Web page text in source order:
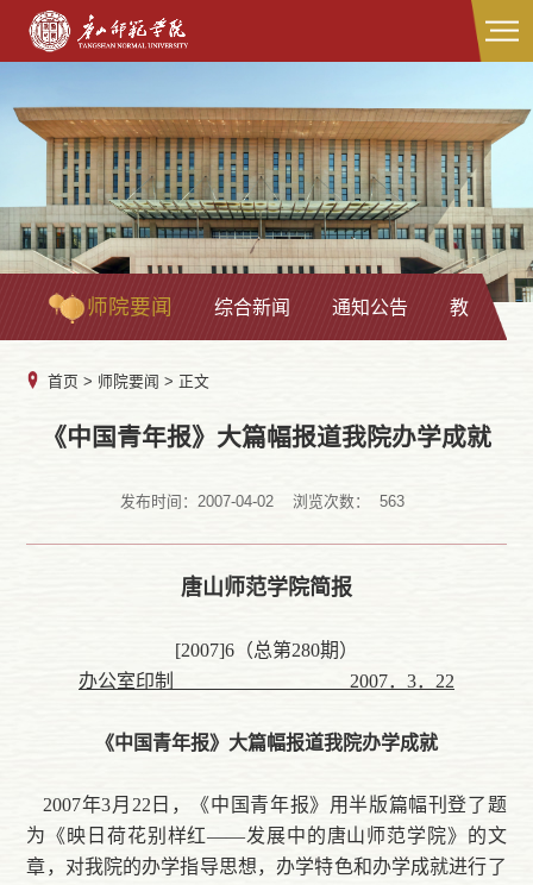
师院要闻 综合新闻 通知公告 教学科研
首页 > 师院要闻 > 正文
《中国青年报》大篇幅报道我院办学成就
发布时间：2007-04-02 浏览次数： 563
唐山师范学院简报
[2007]6（总第280期）
办公室印制 2007．3．22
《中国青年报》大篇幅报道我院办学成就
2007年3月22日，《中国青年报》用半版篇幅刊登了题
为《映日荷花别样红——发展中的唐山师范学院》的文
章，对我院的办学指导思想，办学特色和办学成就进行了